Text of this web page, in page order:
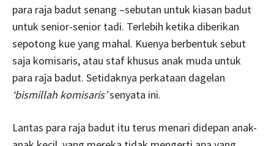
para raja badut senang –sebutan untuk kiasan badut
untuk senior-senior tadi. Terlebih ketika diberikan
sepotong kue yang mahal. Kuenya berbentuk sebut
saja komisaris, atau staf khusus anak muda untuk
para raja badut. Setidaknya perkataan dagelan
‘bismillah komisaris’senyata ini.
Lantas para raja badut itu terus menari didepan anak-